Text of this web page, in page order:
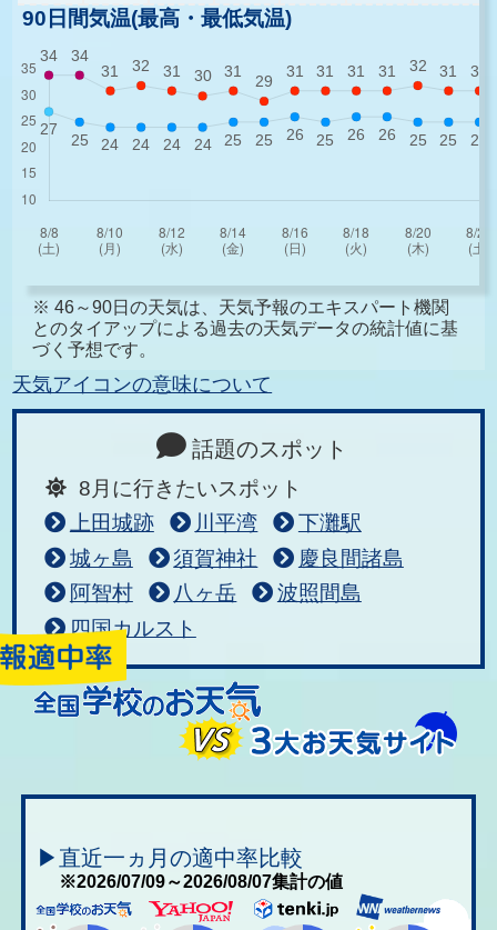
90日間気温(最高・最低気温)
※ 46～90日の天気は、天気予報のエキスパート機関
とのタイアップによる過去の天気データの統計値に基
づく予想です。
天気アイコンの意味について
話題のスポット
8月に行きたいスポット
上田城跡
川平湾
下灘駅
城ヶ島
須賀神社
慶良間諸島
阿智村
八ヶ岳
波照間島
四国カルスト
▶直近一ヵ月の適中率比較
※2026/07/09～2026/08/07集計の値